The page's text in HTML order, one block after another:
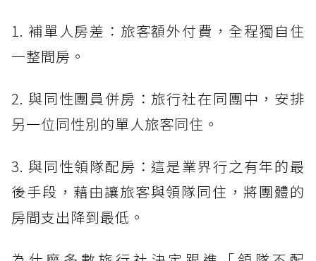
1. 補單人房差：旅客額外付費，全程獨自住
一整間房。
2. 與同性團員併房：旅行社在同團中，安排
另一位同性別的單人旅客同住。
3. 與同性領隊配房：這是業界行之有年的最
後手段，藉由讓旅客與領隊同住，將團體的
房間支出降到最低。